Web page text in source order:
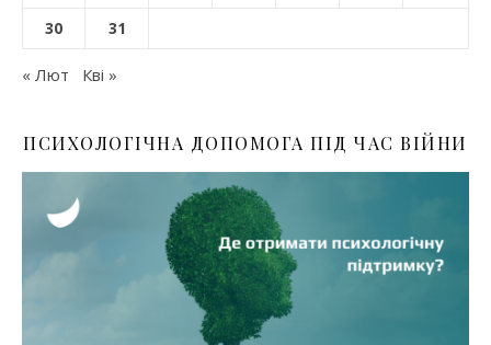
30
31
« Лют Кві »
ПСИХОЛОГІЧНА ДОПОМОГА ПІД ЧАС ВІЙНИ